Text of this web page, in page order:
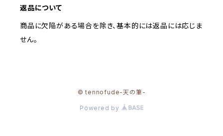
返品について
商品に欠陥がある場合を除き、基本的には返品には応じま
せん。
© tennofude-天の筆-
Powered by